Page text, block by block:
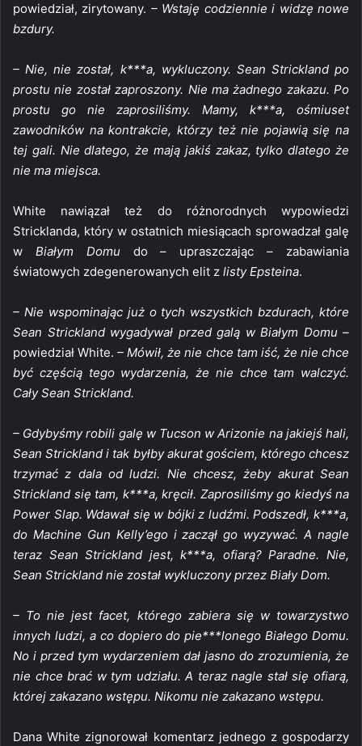
powiedział, zirytowany. – Wstaję codziennie i widzę nowe
bzdury.
– Nie, nie został, k***a, wykluczony. Sean Strickland po
prostu nie został zaproszony. Nie ma żadnego zakazu. Po
prostu go nie zaprosiliśmy. Mamy, k***a, ośmiuset
zawodników na kontrakcie, którzy też nie pojawią się na
tej gali. Nie dlatego, że mają jakiś zakaz, tylko dlatego że
nie ma miejsca.
White nawiązał też do różnorodnych wypowiedzi
Stricklanda, który w ostatnich miesiącach sprowadzał galę
w Białym Domudo – upraszczając – zabawiania
światowych zdegenerowanych elit z listy Epsteina.
– Nie wspominając już o tych wszystkich bzdurach, które
Sean Strickland wygadywał przed galą w Białym Domu –
powiedział White.– Mówił, że nie chce tam iść, że nie chce
być częścią tego wydarzenia, że nie chce tam walczyć.
Cały Sean Strickland.
– Gdybyśmy robili galę w Tucson w Arizonie na jakiejś hali,
Sean Strickland i tak byłby akurat gościem, którego chcesz
trzymać z dala od ludzi. Nie chcesz, żeby akurat Sean
Strickland się tam, k***a, kręcił. Zaprosiliśmy go kiedyś na
Power Slap. Wdawał się w bójki z ludźmi. Podszedł, k***a,
do Machine Gun Kelly’ego i zaczął go wyzywać. A nagle
teraz Sean Strickland jest, k***a, ofiarą? Paradne. Nie,
Sean Strickland nie został wykluczony przez Biały Dom.
– To nie jest facet, którego zabiera się w towarzystwo
innych ludzi, a co dopiero do pie***lonego Białego Domu.
No i przed tym wydarzeniem dał jasno do zrozumienia, że
nie chce brać w tym udziału. A teraz nagle stał się ofiarą,
której zakazano wstępu. Nikomu nie zakazano wstępu.
Dana White zignorował komentarz jednego z gospodarzy